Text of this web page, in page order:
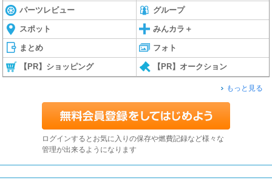
パーツレビュー グループ
スポット みんカラ＋
まとめ フォト
【PR】ショッピング 【PR】オークション
もっと見る
ログインするとお気に入りの保存や燃費記録など様々な
管理が出来るようになります